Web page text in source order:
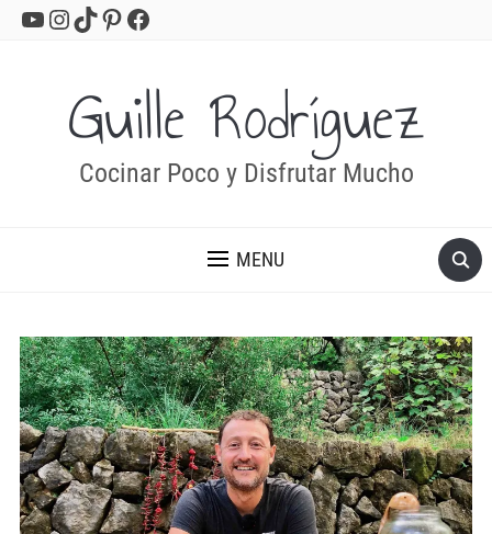
YouTube
Instagram
TikTok
Pinterest
Facebook
Guille Rodríguez
Cocinar Poco y Disfrutar Mucho
MENU